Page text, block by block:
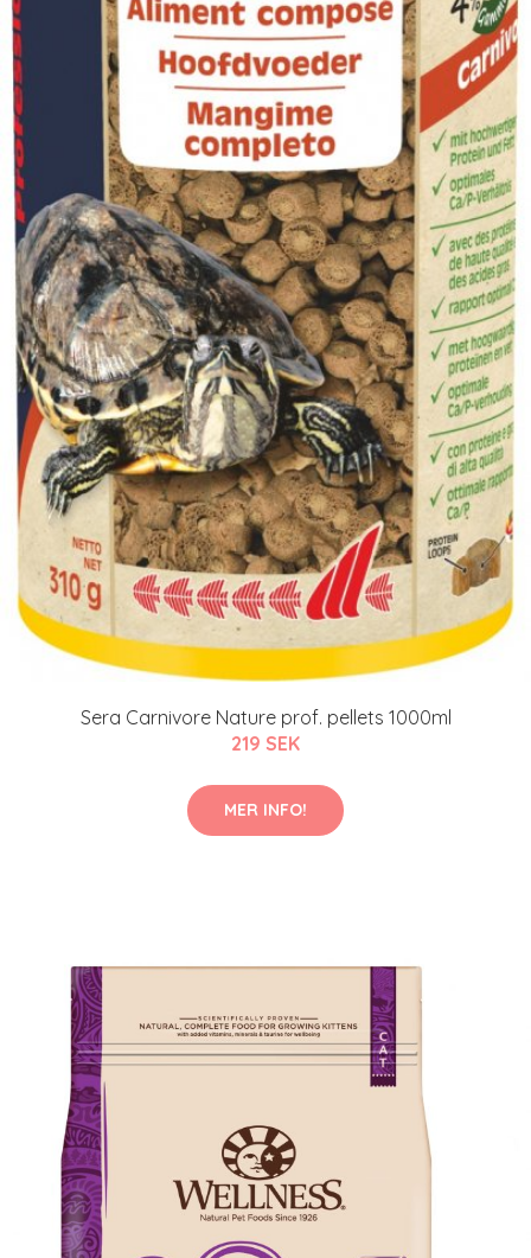
Sera Carnivore Nature prof. pellets 1000ml
219 SEK
MER INFO!